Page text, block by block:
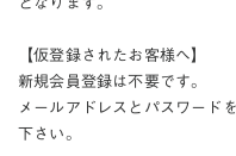
【仮登録されたお客様へ】
新規会員登録は不要です。
メールアドレスとパスワード
下さい。